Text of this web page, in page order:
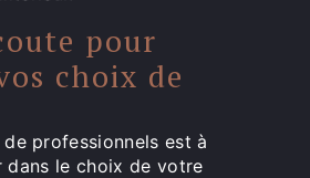
pour
choix de
professionnels est à
le choix de votre